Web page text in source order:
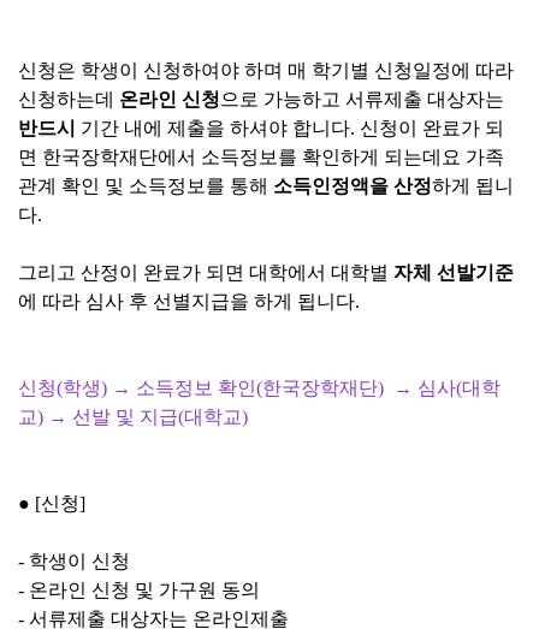
신청은 학생이 신청하여야 하며 매 학기별 신청일정에 따라
신청하는데 온라인 신청으로 가능하고 서류제출 대상자는
반드시
기간 내에 제출을 하셔야 합니다. 신청이 완료가 되
면 한국장학재단에서 소득정보를 확인하게 되는데요 가족
관계 확인 및 소득정보를 통해 소득인정액을 산정하게 됩니
다.
그리고 산정이 완료가 되면 대학에서 대학별 자체 선발기준
에 따라 심사 후 선별지급을 하게 됩니다.
신청(학생) → 소득정보 확인(한국장학재단)
→ 심사(대학
교) → 선발 및 지급(대학교)
● [신청]
- 학생이 신청
- 온라인 신청 및 가구원 동의
- 서류제출 대상자는 온라인제출